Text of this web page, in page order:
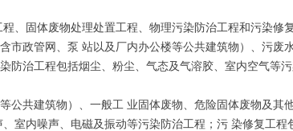
、固体废物处理处置工程、物理污染防治工程和污染修
市政管网、泵 站以及厂内办公楼等公共建筑物）、污废
防治工程包括烟尘、粉尘、气态及气溶胶、室内空气等污
公共建筑物）、一般工 业固体废物、危险固体废物及其
室内噪声、电磁及振动等污染防治工程；污 染修复工程